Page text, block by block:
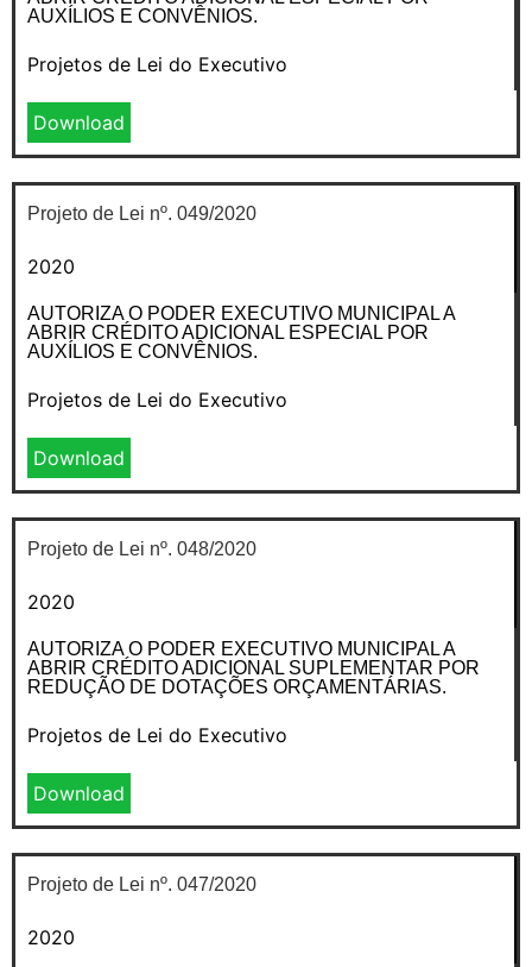
AUXÍLIOS E CONVÊNIOS.
Projetos de Lei do Executivo
Download
Projeto de Lei nº. 049/2020
2020
AUTORIZA O PODER EXECUTIVO MUNICIPAL A
ABRIR CRÉDITO ADICIONAL ESPECIAL POR
AUXÍLIOS E CONVÊNIOS.
Projetos de Lei do Executivo
Download
Projeto de Lei nº. 048/2020
2020
AUTORIZA O PODER EXECUTIVO MUNICIPAL A
ABRIR CRÉDITO ADICIONAL SUPLEMENTAR POR
REDUÇÃO DE DOTAÇÕES ORÇAMENTÁRIAS.
Projetos de Lei do Executivo
Download
Projeto de Lei nº. 047/2020
2020